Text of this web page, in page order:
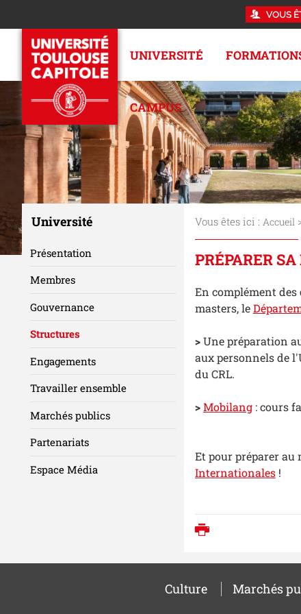
VOUS
UNIVERSITÉ
CAMPUS
Vous êtes ici : Accueil
PRÉPARER
En complément
masters, le
>Une préparation
aux personnels de
du CRL.
> Mobilang: cours
Et pour préparer au
Internationales!
Université
Présentation
Membres
Gouvernance
Structures
Engagements
Travailler ensemble
Marchés publics
Partenariats
Espace Média
Culture Marchés